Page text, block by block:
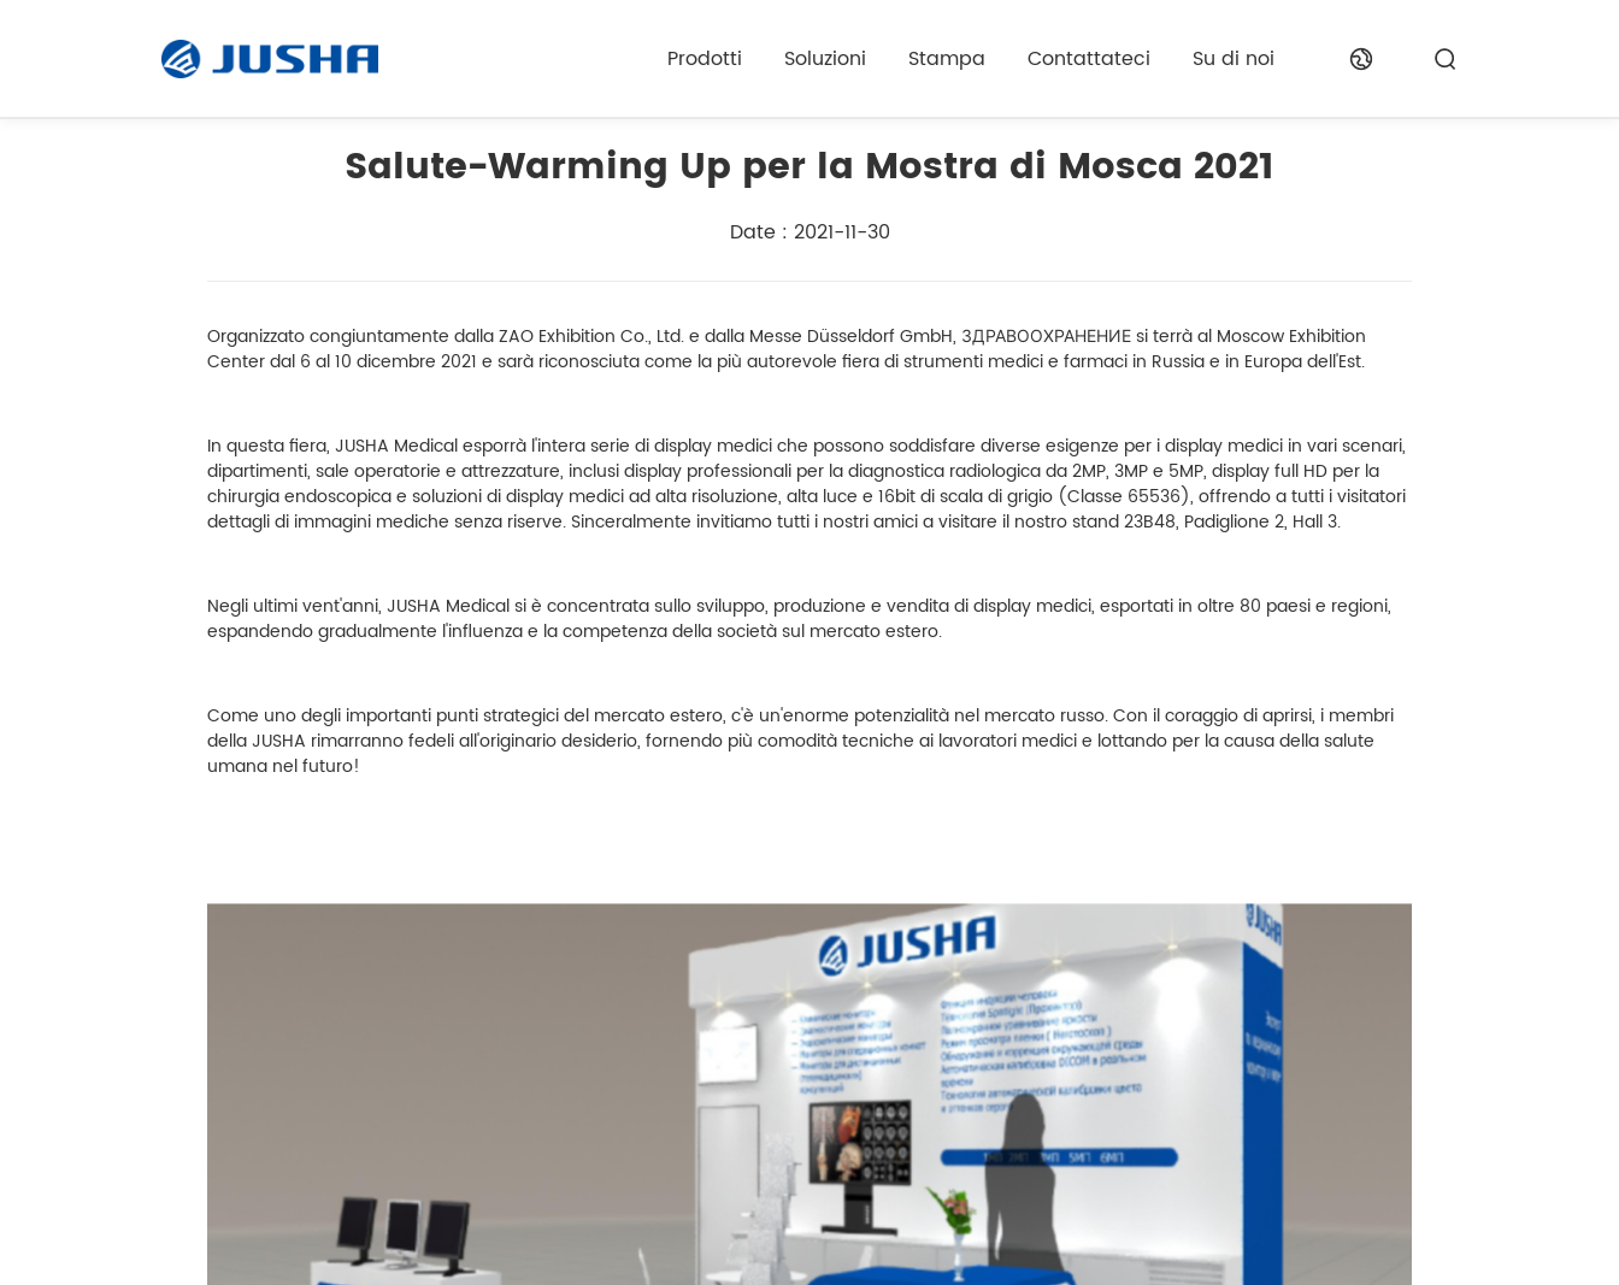
Prodotti
Unità di visualizzazione
Controllo delle infezioni
Soluzioni Stampa Contattateci Su di noi
Salute-Warming Up per la Mostra di Mosca 2021
Date : 2021-11-30
Organizzato congiuntamente dalla ZAO Exhibition Co., Ltd. e dalla Messe Düsseldorf GmbH, ЗДРАВООХРАНЕНИЕ si terrà al Moscow Exhibition
Center dal 6 al 10 dicembre 2021 e sarà riconosciuta come la più autorevole fiera di strumenti medici e farmaci in Russia e in Europa dell'Est.
In questa fiera, JUSHA Medical esporrà l'intera serie di display medici che possono soddisfare diverse esigenze per i display medici in vari scenari,
dipartimenti, sale operatorie e attrezzature, inclusi display professionali per la diagnostica radiologica da 2MP, 3MP e 5MP, display full HD per la
chirurgia endoscopica e soluzioni di display medici ad alta risoluzione, alta luce e 16bit di scala di grigio (Classe 65536), offrendo a tutti i visitatori
dettagli di immagini mediche senza riserve. Sinceralmente invitiamo tutti i nostri amici a visitare il nostro stand 23B48, Padiglione 2, Hall 3.
Negli ultimi vent'anni, JUSHA Medical si è concentrata sullo sviluppo, produzione e vendita di display medici, esportati in oltre 80 paesi e regioni,
espandendo gradualmente l'influenza e la competenza della società sul mercato estero.
Come uno degli importanti punti strategici del mercato estero, c'è un'enorme potenzialità nel mercato russo. Con il coraggio di aprirsi, i membri
della JUSHA rimarranno fedeli all'originario desiderio, fornendo più comodità tecniche ai lavoratori medici e lottando per la causa della salute
umana nel futuro!